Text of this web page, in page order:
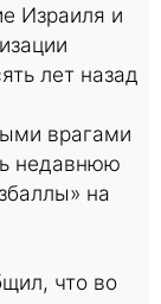
Израиля и
лет назад
врагами
недавнюю
на
что во